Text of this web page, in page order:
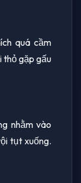
quá cầm
thỏ gặp gấu
nhằm vào
tụt xuống.